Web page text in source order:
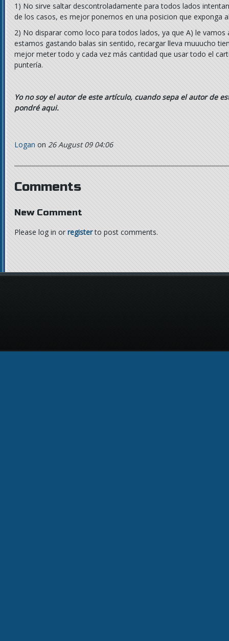
1) No sirve saltar descontroladamente para todos lados
de los casos, es mejor ponernos en una posicion que exponga
2) No disparar como loco para todos lados, ya que A) le
estamos gastando balas sin sentido, recargar lleva muuucho
mejor meter todo y cada vez más cantidad que usar todo el
puntería.
Yo no soy el autor de este artículo, cuando sepa el autor de
pondré aqui.
Logan on 26 August 09 04:06
Comments
New Comment
Please log in or registerto post comments.